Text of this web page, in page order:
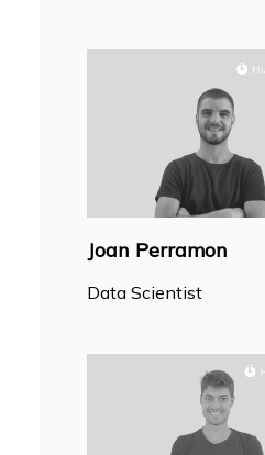
Joan Perramon
Data Scientist